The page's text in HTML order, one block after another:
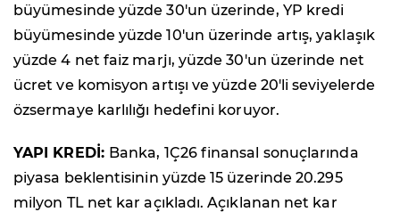
büyümesinde yüzde 30'un üzerinde, YP kredi
büyümesinde yüzde 10'un üzerinde artış, yaklaşık
yüzde 4 net faiz marjı, yüzde 30'un üzerinde net
ücret ve komisyon artışı ve yüzde 20'li seviyelerde
özsermaye karlılığı hedefini koruyor.
YAPI KREDİ: Banka, 1Ç26 finansal sonuçlarında
piyasa beklentisinin yüzde 15 üzerinde 20.295
milyon TL net kar açıkladı. Açıklanan net kar